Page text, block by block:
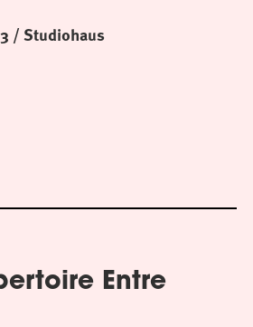
/ Studiohaus
Entre